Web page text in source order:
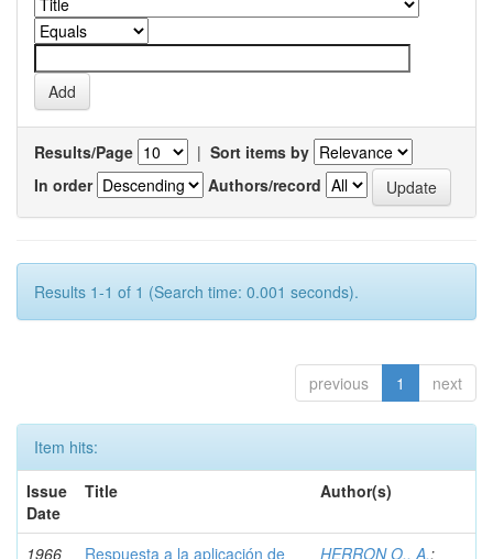
Results/Page | Sort items by
In order
Authors/record
Results 1-1 of 1 (Search time: 0.001 seconds).
previous 1 next
Item hits:
Issue
Date
Title Author(s)
1966
Respuesta a la aplicación de
HERRON O., A.;